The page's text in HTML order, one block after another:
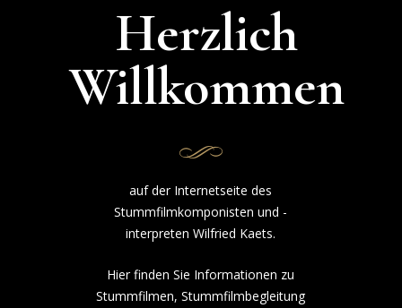
Herzlich
Willkommen
auf der Internetseite des
Stummfilmkomponisten und -
interpreten Wilfried Kaets.
Hier finden Sie Informationen zu
Stummfilmen, Stummfilmbegleitung